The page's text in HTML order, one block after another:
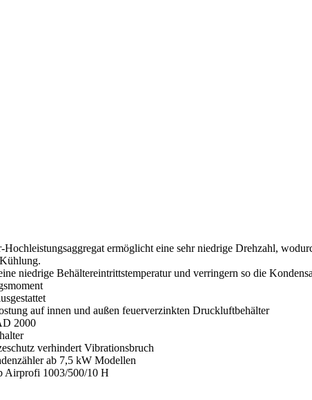
ermöglicht eine sehr niedrige Drehzahl,
niedrige Behältereintrittstemperatur und verringern so die
auf innen und außen feuerverzinkten Druckluftbehälter
2000
verhindert Vibrationsbruch
ab 7,5 kW Modellen
Airprofi 1003/500/10 H